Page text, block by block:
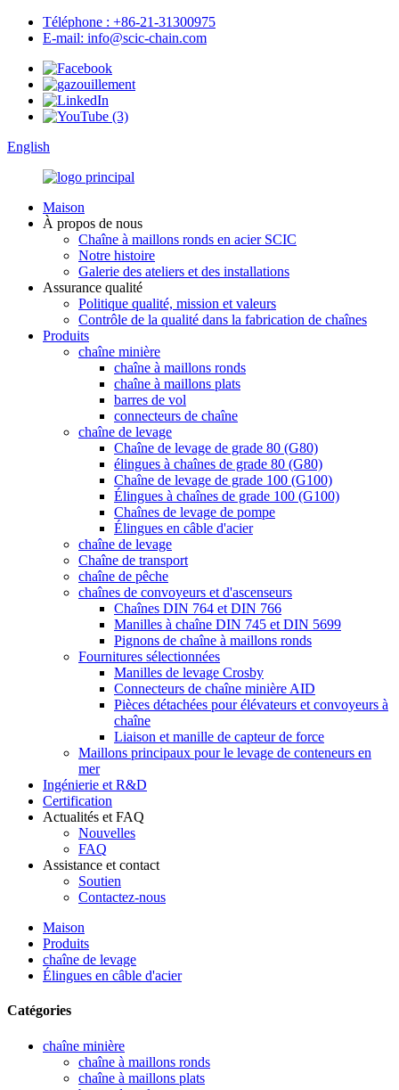
Téléphone : +86-21-31300975
E-mail: info@scic-chain.com
English
Maison
À propos de nous
Chaîne à maillons ronds en acier SCIC
Notre histoire
Galerie des ateliers et des installations
Assurance qualité
Politique qualité, mission et valeurs
Contrôle de la qualité dans la fabrication de chaînes
Produits
chaîne minière
chaîne à maillons ronds
chaîne à maillons plats
barres de vol
connecteurs de chaîne
chaîne de levage
Chaîne de levage de grade 80 (G80)
élingues à chaînes de grade 80 (G80)
Chaîne de levage de grade 100 (G100)
Élingues à chaînes de grade 100 (G100)
Chaînes de levage de pompe
Élingues en câble d'acier
chaîne de levage
Chaîne de transport
chaîne de pêche
chaînes de convoyeurs et d'ascenseurs
Chaînes DIN 764 et DIN 766
Manilles à chaîne DIN 745 et DIN 5699
Pignons de chaîne à maillons ronds
Fournitures sélectionnées
Manilles de levage Crosby
Connecteurs de chaîne minière AID
Pièces détachées pour élévateurs et convoyeurs à
chaîne
Liaison et manille de capteur de force
Maillons principaux pour le levage de conteneurs en
mer
Ingénierie et R&D
Certification
Actualités et FAQ
Nouvelles
FAQ
Assistance et contact
Soutien
Contactez-nous
Maison
Produits
chaîne de levage
Élingues en câble d'acier
Catégories
chaîne minière
chaîne à maillons ronds
chaîne à maillons plats